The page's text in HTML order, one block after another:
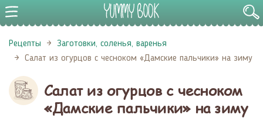
Рецепты
Заготовки, соленья, варенья
Салат из огурцов с чесноком «Дамские пальчики» на зиму
Салат из огурцов с чесноком
«Дамские пальчики» на зиму